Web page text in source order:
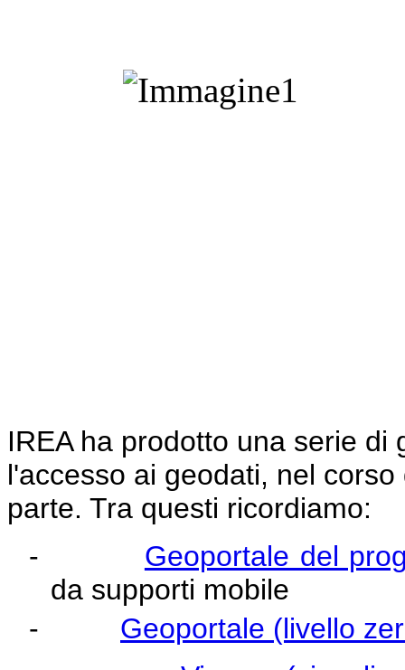
IREA ha prodotto una serie
l'accesso ai geodati, nel
parte. Tra questi ricordiamo:
-
Geoportale del
da supporti mobile
-
Geoportale (livello